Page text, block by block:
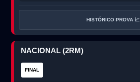
HISTÓRICO PROVA 📈
NACIONAL (2RM)
FINAL